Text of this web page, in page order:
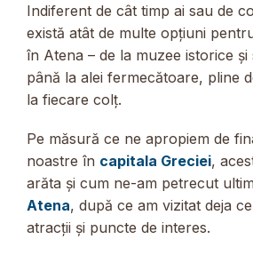
Indiferent de cât timp ai sau de
există atât de multe opțiuni
în Atena – de la muzee istorice
până la alei fermecătoare, pline
la fiecare colț.
Pe măsură ce ne apropiem de
noastre în capitala Greciei,
arăta și cum ne-am petrecut
Atena, după ce am vizitat deja
atracții și puncte de interes.